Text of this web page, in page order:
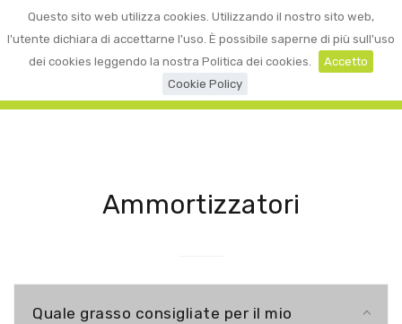
Questo sito web utilizza cookies. Utilizzando il nostro sito web,
l'utente dichiara di accettarne l'uso. È possibile saperne di più sull'uso
dei cookies leggendo la nostra Politica dei cookies.
Accetto
Cookie Policy
☰ 0
Ammortizzatori
Quale grasso consigliate per il mio